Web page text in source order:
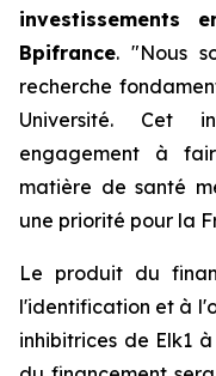
investissements
Bpifrance. "Nous
recherche
Université. Cet
engagement à
matière de santé
une priorité pour la
Le produit du
l'identification et à
inhibitrices de Elk1